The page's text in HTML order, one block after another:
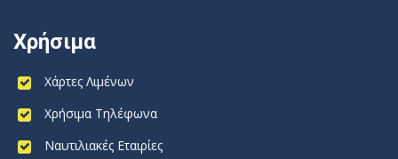
Χρήσιμα
Χάρτες Λιμένων
Χρήσιμα Τηλέφωνα
Ναυτιλιακές Εταιρίες